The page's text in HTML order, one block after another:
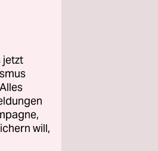
jetzt
will,